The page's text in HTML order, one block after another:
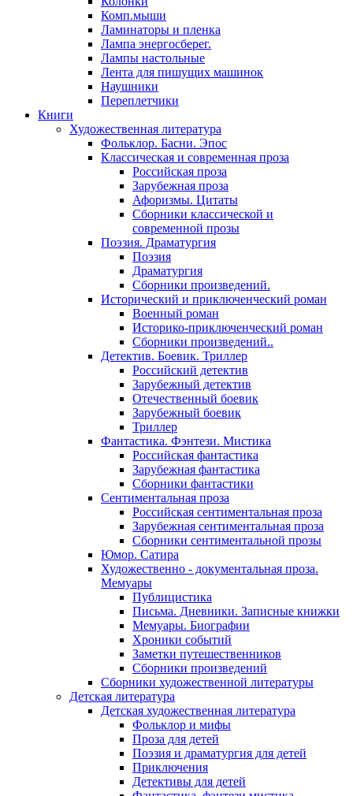
Комп.мыши
Ламинаторы и пленка
Лампа энергосберег.
Лампы настольные
Лента для пишущих машинок
Наушники
Переплетчики
Книги
Художественная литература
Фольклор. Басни. Эпос
Классическая и современная проза
Российская проза
Зарубежная проза
Афоризмы. Цитаты
Сборники классической и
современной прозы
Поэзия. Драматургия
Поэзия
Драматургия
Сборники произведений.
Исторический и приключенческий роман
Военный роман
Историко-приключенческий роман
Сборники произведений..
Детектив. Боевик. Триллер
Российский детектив
Зарубежный детектив
Отечественный боевик
Зарубежный боевик
Триллер
Фантастика. Фэнтези. Мистика
Российская фантастика
Зарубежная фантастика
Сборники фантастики
Сентиментальная проза
Российская сентиментальная проза
Зарубежная сентиментальная проза
Сборники сентиментальной прозы
Юмор. Сатира
Художественно - документальная проза.
Мемуары
Публицистика
Письма. Дневники. Записные книжки
Мемуары. Биографии
Хроники событий
Заметки путешественников
Сборники произведений
Сборники художественной литературы
Детская литература
Детская художественная литература
Фольклор и мифы
Проза для детей
Поэзия и драматургия для детей
Приключения
Детективы для детей